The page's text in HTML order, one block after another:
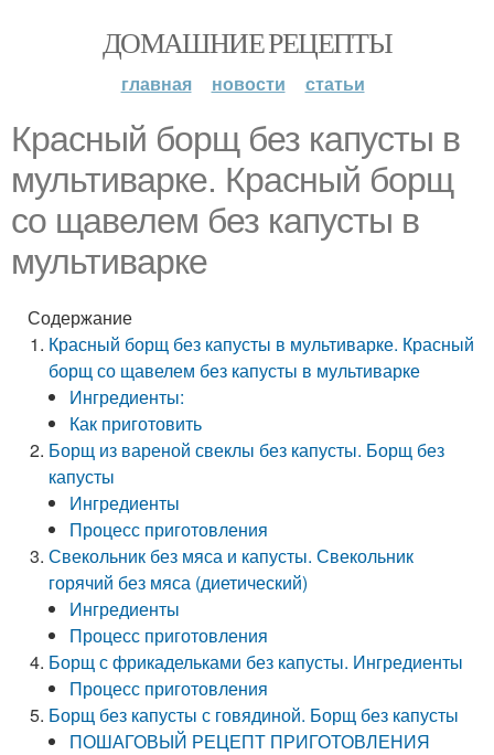
ДОМАШНИЕ РЕЦЕПТЫ
главная новости статьи
Красный борщ без капусты в
мультиварке. Красный борщ
со щавелем без капусты в
мультиварке
Содержание
Красный борщ без капусты в мультиварке. Красный
борщ со щавелем без капусты в мультиварке
Ингредиенты:
Как приготовить
Борщ из вареной свеклы без капусты. Борщ без
капусты
Ингредиенты
Процесс приготовления
Свекольник без мяса и капусты. Свекольник
горячий без мяса (диетический)
Ингредиенты
Процесс приготовления
Борщ с фрикадельками без капусты. Ингредиенты
Процесс приготовления
Борщ без капусты с говядиной. Борщ без капусты
ПОШАГОВЫЙ РЕЦЕПТ ПРИГОТОВЛЕНИЯ